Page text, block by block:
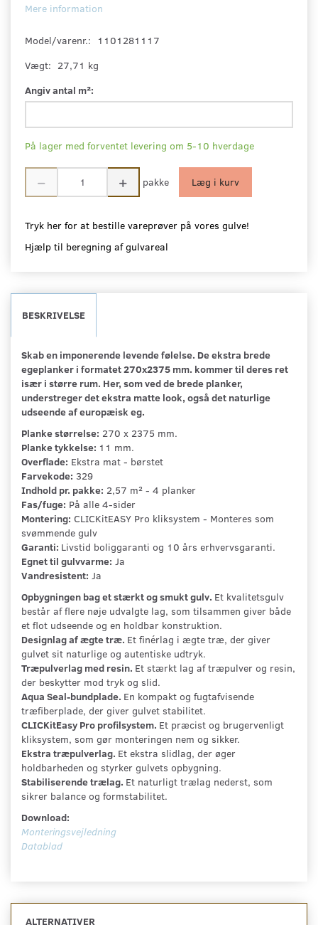
Mere information
Model/varenr.:
1101281117
Vægt: 27,71 kg
Angiv antal m²:
På lager med forventet levering om 5-10 hverdage
pakke Læg i kurv
Tryk her for at bestille vareprøver på vores gulve!
Hjælp til beregning af gulvareal
BESKRIVELSE
Skab en imponerende levende følelse. De ekstra brede
egeplanker i formatet 270x2375 mm. kommer til deres ret
især i større rum. Her, som ved de brede planker,
understreger det ekstra matte look, også det naturlige
udseende af europæisk eg.
Planke størrelse: 270 x 2375 mm.
Planke tykkelse: 11 mm.
Overflade: Ekstra mat - børstet
Farvekode: 329
Indhold pr. pakke: 2,57 m² - 4 planker
Fas/fuge: På alle 4-sider
Montering: CLICKitEASY Pro kliksystem - Monteres som
svømmende gulv
Garanti: Livstid boliggaranti og 10 års erhvervsgaranti.
Egnet til gulvvarme: Ja
Vandresistent: Ja
Opbygningen bag et stærkt og smukt gulv. Et kvalitetsgulv
består af flere nøje udvalgte lag, som tilsammen giver både
et flot udseende og en holdbar konstruktion.
Designlag af ægte træ. Et finérlag i ægte træ, der giver
gulvet sit naturlige og autentiske udtryk.
Træpulverlag med resin. Et stærkt lag af træpulver og resin,
der beskytter mod tryk og slid.
Aqua Seal-bundplade. En kompakt og fugtafvisende
træfiberplade, der giver gulvet stabilitet.
CLICKitEasy Pro profilsystem. Et præcist og brugervenligt
kliksystem, som gør monteringen nem og sikker.
Ekstra træpulverlag. Et ekstra slidlag, der øger
holdbarheden og styrker gulvets opbygning.
Stabiliserende trælag. Et naturligt trælag nederst, som
sikrer balance og formstabilitet.
Download:
Monteringsvejledning
Datablad
ALTERNATIVER